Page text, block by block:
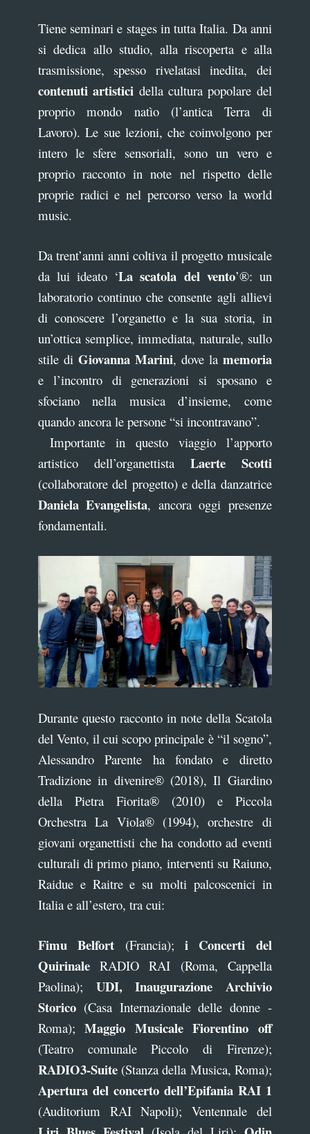
Tiene seminari e stages in tutta Italia. Da anni
si dedica allo studio, alla riscoperta e alla
trasmissione, spesso rivelatasi inedita, dei
contenuti artistici della cultura popolare del
proprio mondo natìo (l’antica Terra di
Lavoro). Le sue lezioni, che coinvolgono per
intero le sfere sensoriali, sono un vero e
proprio racconto in note nel rispetto delle
proprie radici e nel percorso verso la world
music.
Da trent’anni anni coltiva il progetto musicale
da lui ideato ‘La scatola del vento’®: un
laboratorio continuo che consente agli allievi
di conoscere l’organetto e la sua storia, in
un’ottica semplice, immediata, naturale, sullo
stile di Giovanna Marini, dove la memoria
e l’incontro di generazioni si sposano e
sfociano nella musica d’insieme, come
quando ancora le persone “si incontravano”.
Importante in questo viaggio l’apporto
artistico dell’organettista Laerte Scotti
(collaboratore del progetto) e della danzatrice
Daniela Evangelista, ancora oggi presenze
fondamentali.
Durante questo racconto in note della Scatola
del Vento, il cui scopo principale è “il sogno”,
Alessandro Parente ha fondato e diretto
Tradizione in divenire® (2018), Il Giardino
della Pietra Fiorita® (2010) e Piccola
Orchestra La Viola® (1994), orchestre di
giovani organettisti che ha condotto ad eventi
culturali di primo piano, interventi su Raiuno,
Raidue e Raitre e su molti palcoscenici in
Italia e all’estero, tra cui:
Fimu Belfort (Francia);i Concerti del
Quirinale RADIO RAI (Roma, Cappella
Paolina); UDI, Inaugurazione Archivio
Storico (Casa Internazionale delle donne -
Roma);Maggio Musicale Fiorentino off
(Teatro comunale Piccolo di Firenze);
RADIO3-Suite (Stanza della Musica, Roma);
Apertura del concerto dell’Epifania RAI 1
(Auditorium RAI Napoli); Ventennale del